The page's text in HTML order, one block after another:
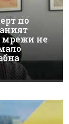
по
мрежи не